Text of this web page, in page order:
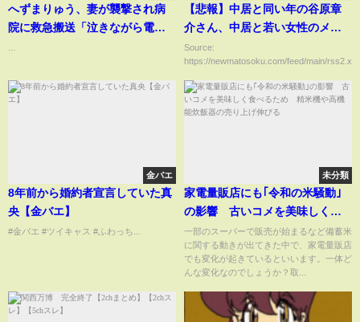
へずまりゅう、妻が襲撃され病
院に救急搬送「泣きながら電話
【悲報】中居と同い年の谷原章
介さん、中居と若い女性のメー
ルのやり取りにドン引きしてし
まう
Source:
https://newmatosoku.com/feed/main/
金バエ
8年前から婚約者宣言していた真
央【金バエ】
#金バエ #ツイキャス #ふわっち...
未分類
家電量販店にも｢令和の米騒動｣
の影響 古いコメを美味しく食
べるため 精米機や高機能炊飯
器の売り上げ伸びる
一部のスーパーで販売が始まるなど備蓄米
に関する動きが出てきた中で、家電量販店
でも変化が起きているといいます。一体ど
んな変化なのでしょうか？取...